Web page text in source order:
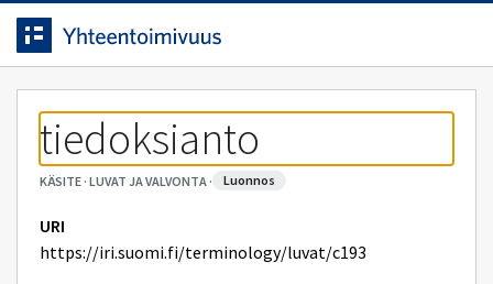
Siirrytty
sivulle
Siirry suoraan sisältöön.
tiedoksianto
KÄSITE· LUVAT JA VALVONTA· luonnos
URI
https://iri.suomi.fi/terminology/luvat/c193